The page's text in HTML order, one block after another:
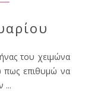
του χειμώνα
πως επιθυμώ να
...